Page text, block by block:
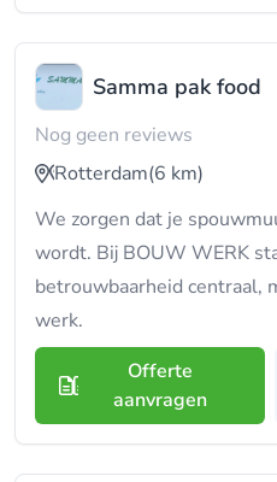
Samma pak food
Nog geen reviews
Rotterdam(6 km)
We zorgen dat je
wordt. Bij BOUW WERK
betrouwbaarheid centraal,
werk.
Offerte
aanvragen